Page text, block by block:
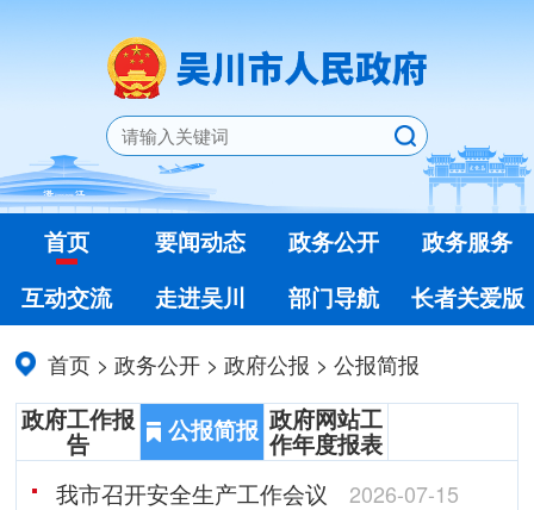
首页 要闻动态 政务公开
政务服务
互动交流
走进吴川 部门导航 长者关爱版
首页 >政务公开 >政府公报 >公报简报
政府工作报
告 公报简报 政府网站工
作年度报表
我市召开安全生产工作会议
2026-07-15